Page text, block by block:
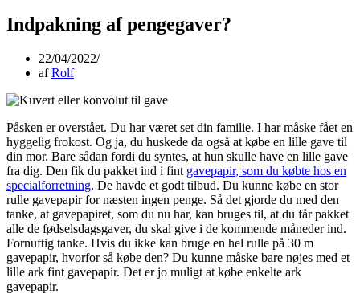
Indpakning af pengegaver?
22/04/2022
afRolf
Påsken er overstået. Du har været set din familie. I har måske fået en
hyggelig frokost. Og ja, du huskede da også at købe en lille gave til
din mor. Bare sådan fordi du syntes, at hun skulle have en lille gave
fra dig. Den fik du pakket ind i fint gavepapir, som du købte hos en
specialforretning. De havde et godt tilbud. Du kunne købe en stor
rulle gavepapir for næsten ingen penge. Så det gjorde du med den
tanke, at gavepapiret, som du nu har, kan bruges til, at du får pakket
alle de fødselsdagsgaver, du skal give i de kommende måneder ind.
Fornuftig tanke. Hvis du ikke kan bruge en hel rulle på 30 m
gavepapir, hvorfor så købe den? Du kunne måske bare nøjes med et
lille ark fint gavepapir. Det er jo muligt at købe enkelte ark
gavepapir.